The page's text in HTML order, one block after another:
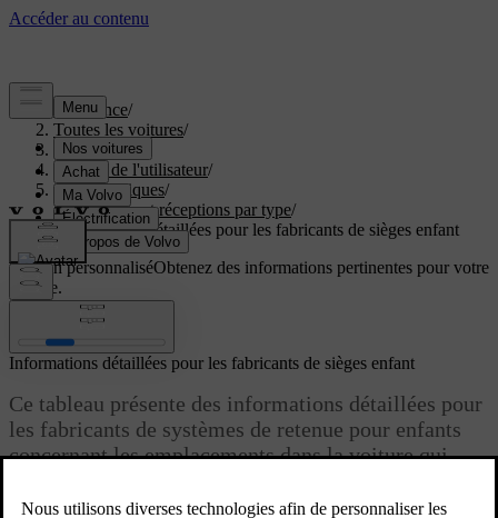
Assistance/
Toutes les voitures/
EC40 2027/
Manuel de l'utilisateur/
Caractéristiques/
Certificats et réceptions par type/
Informations détaillées pour les fabricants de sièges enfant
Soutien personnaliséObtenez des informations pertinentes pour votre
voiture.
Connexion
Informations détaillées pour les fabricants de sièges enfant
Ce tableau présente des informations détaillées pour
les fabricants de systèmes de retenue pour enfants
concernant les emplacements dans la voiture qui
enfant.